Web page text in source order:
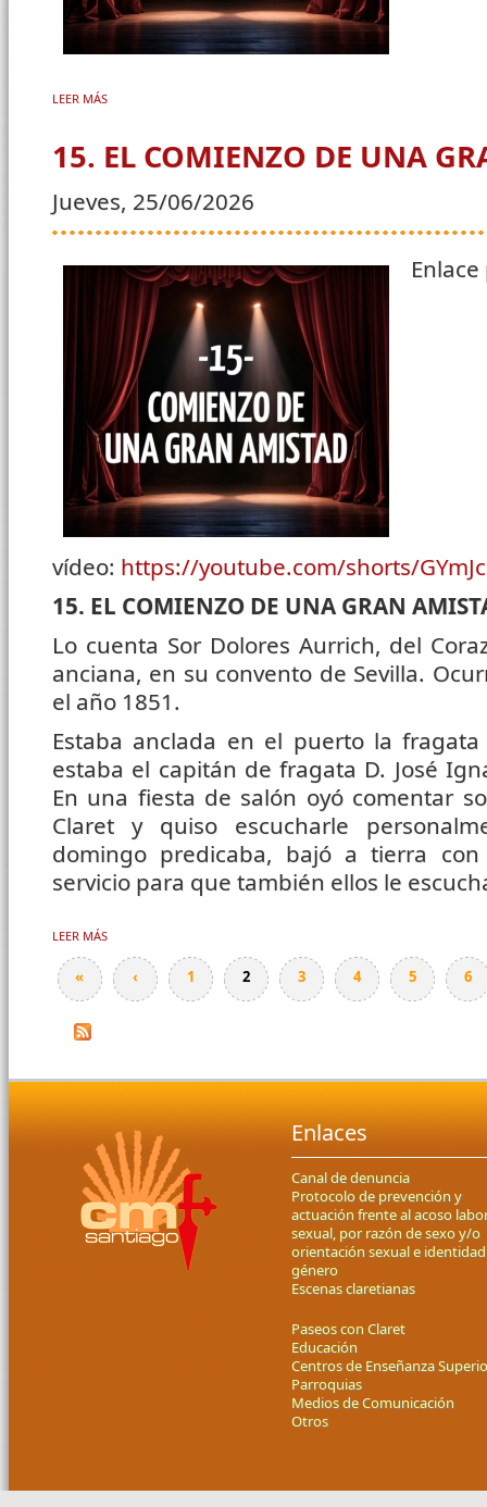
LEER MÁS
15. EL COMIENZO DE UNA
Jueves, 25/06/2026
vídeo: https://youtube.com/shorts/
15. EL COMIENZO DE UNA GRAN
Lo cuenta Sor Dolores Aurrich, del
anciana, en su convento de Sevilla.
el año 1851.
Estaba anclada en el puerto la
estaba el capitán de fragata D. José
En una fiesta de salón oyó comentar
Claret y quiso escucharle
domingo predicaba, bajó a tierra
servicio para que también ellos le
LEER MÁS
Páginas
« ‹ 1 2 3 4 5 6
Enlaces
Canal de denuncia
Protocolo de prevención y
actuación frente al acoso
sexual, por razón de sexo y/o
orientación sexual e
género
Escenas claretianas
Paseos con Claret
Educación
Centros de Enseñanza
Parroquias
Medios de Comunicación
Otros